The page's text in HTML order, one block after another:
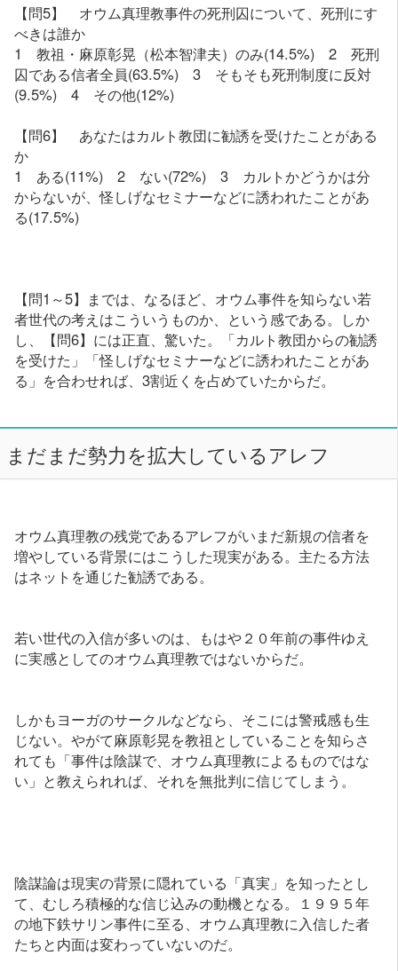
【問5】 オウム真理教事件の死刑囚について、死刑にす
べきは誰か
1 教祖・麻原彰晃（松本智津夫）のみ(14.5%) 2 死刑
囚である信者全員(63.5%) 3 そもそも死刑制度に反対
(9.5%) 4 その他(12%)
【問6】 あなたはカルト教団に勧誘を受けたことがある
か
1 ある(11%) 2 ない(72%) 3 カルトかどうかは分
からないが、怪しげなセミナーなどに誘われたことがあ
る(17.5%)
【問1～5】までは、なるほど、オウム事件を知らない若
者世代の考えはこういうものか、という感である。しか
し、【問6】には正直、驚いた。「カルト教団からの勧誘
を受けた」「怪しげなセミナーなどに誘われたことがあ
る」を合わせれば、3割近くを占めていたからだ。
まだまだ勢力を拡大しているアレフ
オウム真理教の残党であるアレフがいまだ新規の信者を
増やしている背景にはこうした現実がある。主たる方法
はネットを通じた勧誘である。
若い世代の入信が多いのは、もはや２０年前の事件ゆえ
に実感としてのオウム真理教ではないからだ。
しかもヨーガのサークルなどなら、そこには警戒感も生
じない。やがて麻原彰晃を教祖としていることを知らさ
れても「事件は陰謀で、オウム真理教によるものではな
い」と教えられれば、それを無批判に信じてしまう。
陰謀論は現実の背景に隠れている「真実」を知ったとし
て、むしろ積極的な信じ込みの動機となる。１９９５年
の地下鉄サリン事件に至る、オウム真理教に入信した者
たちと内面は変わっていないのだ。